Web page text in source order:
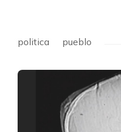
politica pueblo